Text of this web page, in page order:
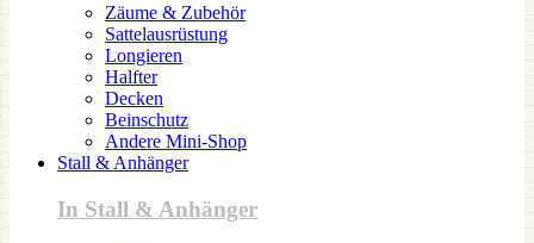
Zäume & Zubehör
Sattelausrüstung
Longieren
Halfter
Decken
Beinschutz
Andere Mini-Shop
Stall & Anhänger
In Stall & Anhänger